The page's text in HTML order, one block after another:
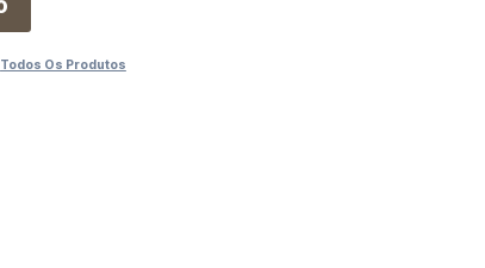
Todos Os Produtos